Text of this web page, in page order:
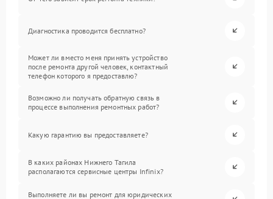
Диагностика проводится бесплатно?
Может ли вместо меня принять устройство
после ремонта другой человек, контактный
телефон которого я предоставлю?
Возможно ли получать обратную связь в
процессе выполнения ремонтных работ?
Какую гарантию вы предоставляете?
В каких районах Нижнего Тагила
располагаются сервисные центры Infinix?
Выполняете ли вы ремонт для юридических